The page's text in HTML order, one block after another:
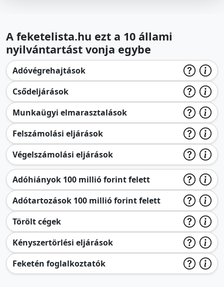
A feketelista.hu ezt a 10 állami
nyilvántartást vonja egybe
Adóvégrehajtások
Csődeljárások
Munkaügyi elmarasztalások
Felszámolási eljárások
Végelszámolási eljárások
Adóhiányok 100 millió forint felett
Adótartozások 100 millió forint felett
Törölt cégek
Kényszertörlési eljárások
Feketén foglalkoztatók